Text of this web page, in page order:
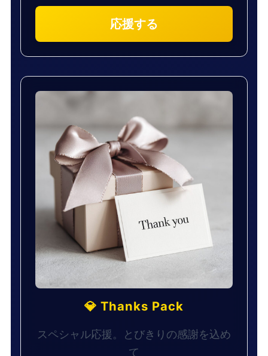
応援する
💎 Thanks Pack
スペシャル応援。とびきりの感謝を込め
て